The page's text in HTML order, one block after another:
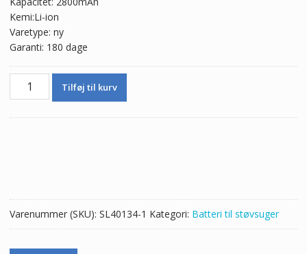
278,00 kr.185,00 kr.
Kemi:Li-ion
Varetype: ny
Garanti: 180 dage
Batteri
V-
M615
antal
Tilføj til kurv
Varenummer (SKU): SL40134-1 Kategori: Batteri til støvsuger